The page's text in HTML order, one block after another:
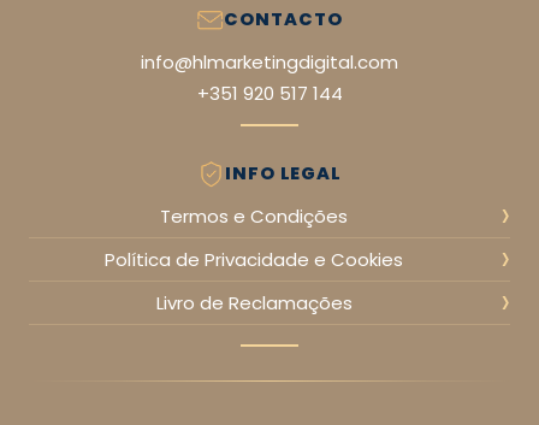
CONTACTO
info@hlmarketingdigital.com
+351 920 517 144
INFO LEGAL
Termos e Condições ›
Política de Privacidade e Cookies ›
Livro de Reclamações ›